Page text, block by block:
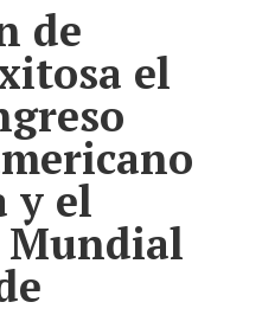
de
el
y el
Mundial